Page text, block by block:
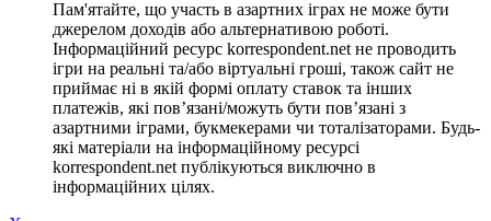
Пам'ятайте, що участь в азартних іграх не може бути
джерелом доходів або альтернативою роботі.
Інформаційний ресурс korrespondent.net не проводить
ігри на реальні та/або віртуальні гроші, також сайт не
приймає ні в якій формі оплату ставок та інших
платежів, які пов’язані/можуть бути пов’язані з
азартними іграми, букмекерами чи тоталізаторами. Будь-
які матеріали на інформаційному ресурсі
korrespondent.net публікуються виключно в
інформаційних цілях.